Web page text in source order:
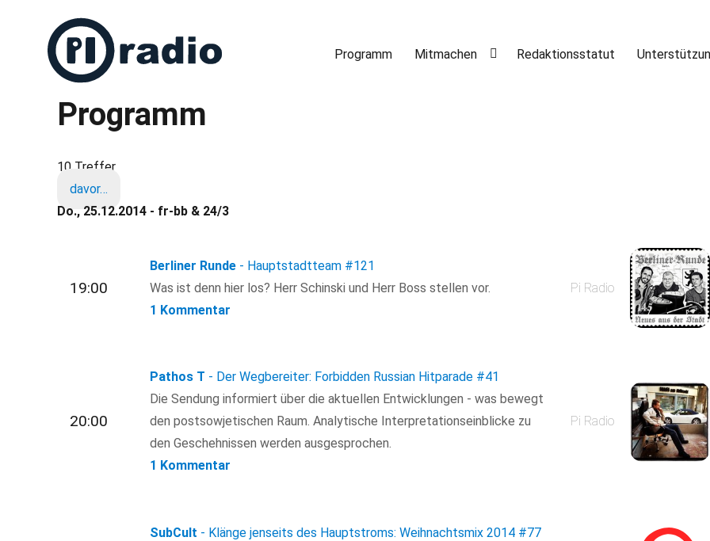
Freies Radio in Berlin
Programm Mitmachen Redaktionsstatut
Programm
10 Treffer
davor…
Do., 25.12.2014 - fr-bb & 24/3
19:00
Berliner Runde - Hauptstadtteam #121
Was ist denn hier los? Herr Schinski und Herr Boss stellen vor.
1 Kommentar
Pi Radio
20:00
Pathos T - Der Wegbereiter: Forbidden Russian Hitparade #41
Die Sendung informiert über die aktuellen Entwicklungen - was bewegt
den postsowjetischen Raum. Analytische Interpretationseinblicke zu
den Geschehnissen werden ausgesprochen.
1 Kommentar
Pi Radio
SubCult - Klänge jenseits des Hauptstroms: Weihnachtsmix 2014 #77